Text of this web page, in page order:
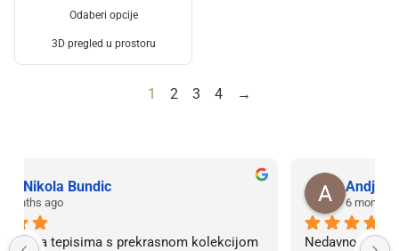
Odaberi opcije
3D pregled u prostoru
1 2 3 4 →
Andja Miric
Nedavno smo kupili tepih preko Oasis stranice,